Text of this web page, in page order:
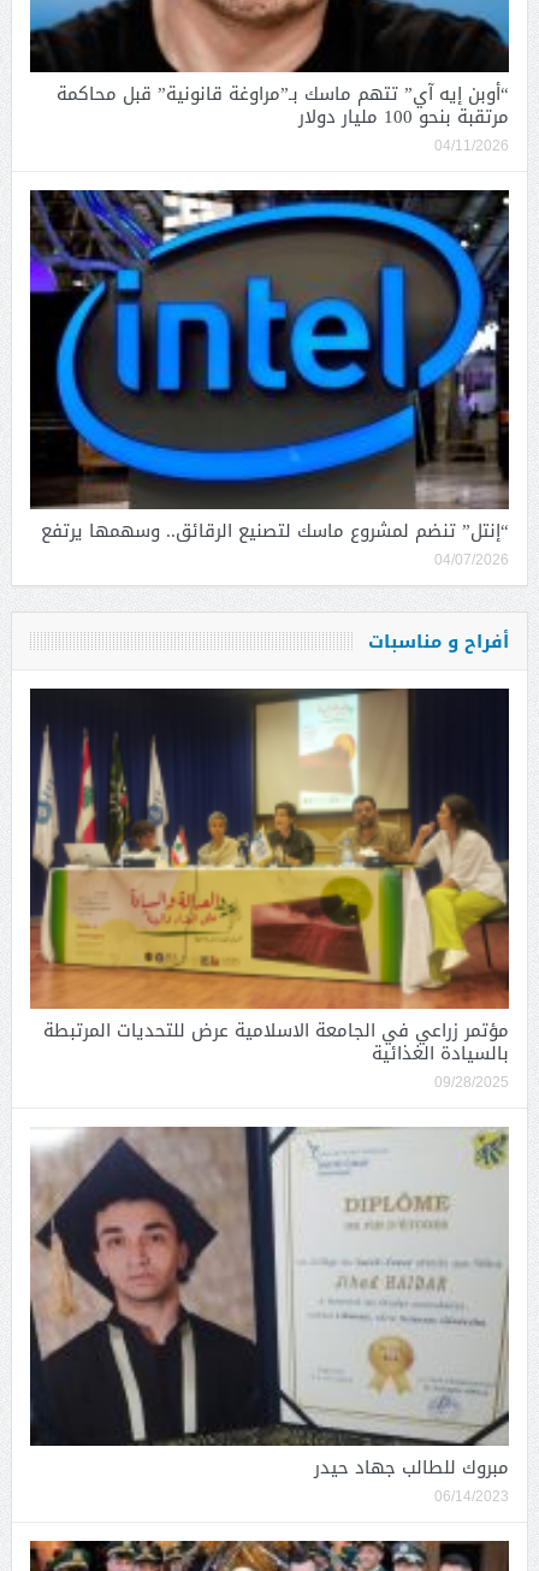
“أوبن إيه آي” تتهم ماسك بـ”مراوغة قانونية” قبل محاكمة
مرتقبة بنحو 100 مليار دولار
04/11/2026
“إنتل” تنضم لمشروع ماسك لتصنيع الرقائق.. وسهمها يرتفع
04/07/2026
أفراح و مناسبات
مؤتمر زراعي في الجامعة الاسلامية عرض للتحديات المرتبطة
بالسيادة الغذائية
09/28/2025
مبروك للطالب جهاد حيدر
06/14/2023